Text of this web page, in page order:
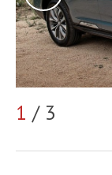
1 / 3